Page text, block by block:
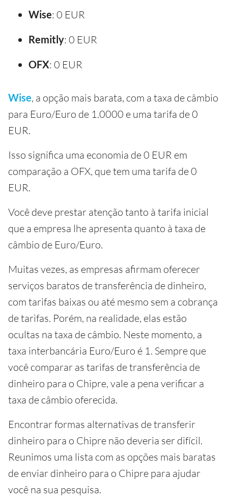
Wise: 0 EUR
Remitly: 0 EUR
OFX: 0 EUR
Wise, a opção mais barata, com a taxa de câmbio
para Euro/Euro de 1.0000 e uma tarifa de 0
EUR.
Isso significa uma economia de 0 EUR em
comparação a OFX, que tem uma tarifa de 0
EUR.
Você deve prestar atenção tanto à tarifa inicial
que a empresa lhe apresenta quanto à taxa de
câmbio de Euro/Euro.
Muitas vezes, as empresas afirmam oferecer
serviços baratos de transferência de dinheiro,
com tarifas baixas ou até mesmo sem a cobrança
de tarifas. Porém, na realidade, elas estão
ocultas na taxa de câmbio. Neste momento, a
taxa interbancária Euro/Euro é 1. Sempre que
você comparar as tarifas de transferência de
dinheiro para o Chipre, vale a pena verificar a
taxa de câmbio oferecida.
Encontrar formas alternativas de transferir
dinheiro para o Chipre não deveria ser difícil.
Reunimos uma lista com as opções mais baratas
de enviar dinheiro para o Chipre para ajudar
você na sua pesquisa.